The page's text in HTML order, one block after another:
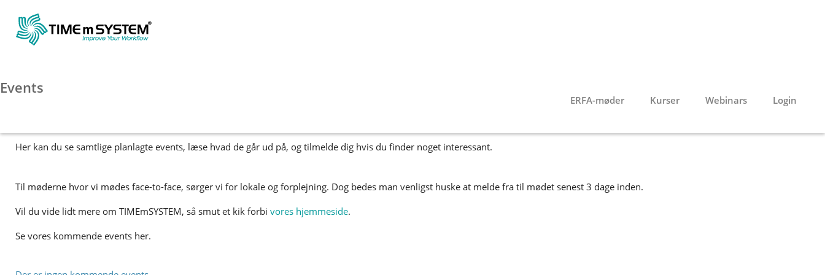
Events
ERFA-møder Kurser Webinars Login
Velkommen til vores event side
Her kan du se samtlige planlagte events, læse hvad de går ud på, og tilmelde dig hvis du finder noget interessant.
Til møderne hvor vi mødes face-to-face, sørger vi for lokale og forplejning. Dog bedes man venligst huske at melde fra til mødet senest 3 dage inden.
Vil du vide lidt mere om TIMEmSYSTEM, så smut et kik forbi vores hjemmeside.
Se vores kommende events her.